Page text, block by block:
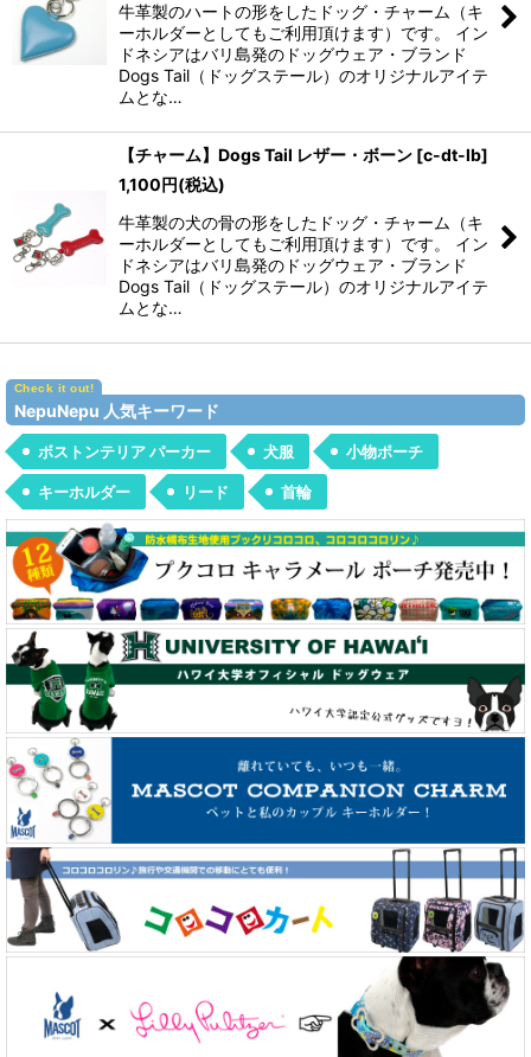
牛革製のハートの形をしたドッグ・チャーム（キ
ーホルダーとしてもご利用頂けます）です。 イン
ドネシアはバリ島発のドッグウェア・ブランド
Dogs Tail（ドッグステール）のオリジナルアイテ
ムとな…
【チャーム】Dogs Tail レザー・ボーン [c-dt-lb]
1,100円(税込)
牛革製の犬の骨の形をしたドッグ・チャーム（キ
ーホルダーとしてもご利用頂けます）です。 イン
ドネシアはバリ島発のドッグウェア・ブランド
Dogs Tail（ドッグステール）のオリジナルアイテ
ムとな…
NepuNepu 人気キーワード
ボストンテリア パーカー 犬服 小物ポーチ
キーホルダー リード 首輪